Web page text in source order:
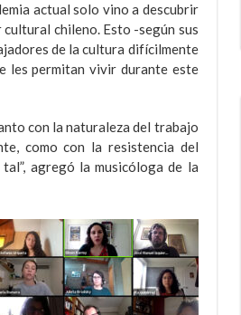
actual solo vino a descubrir
chileno. Esto -según sus
de la cultura difícilmente
les permitan vivir durante este
con la naturaleza del trabajo
como con la resistencia del
agregó la musicóloga de la